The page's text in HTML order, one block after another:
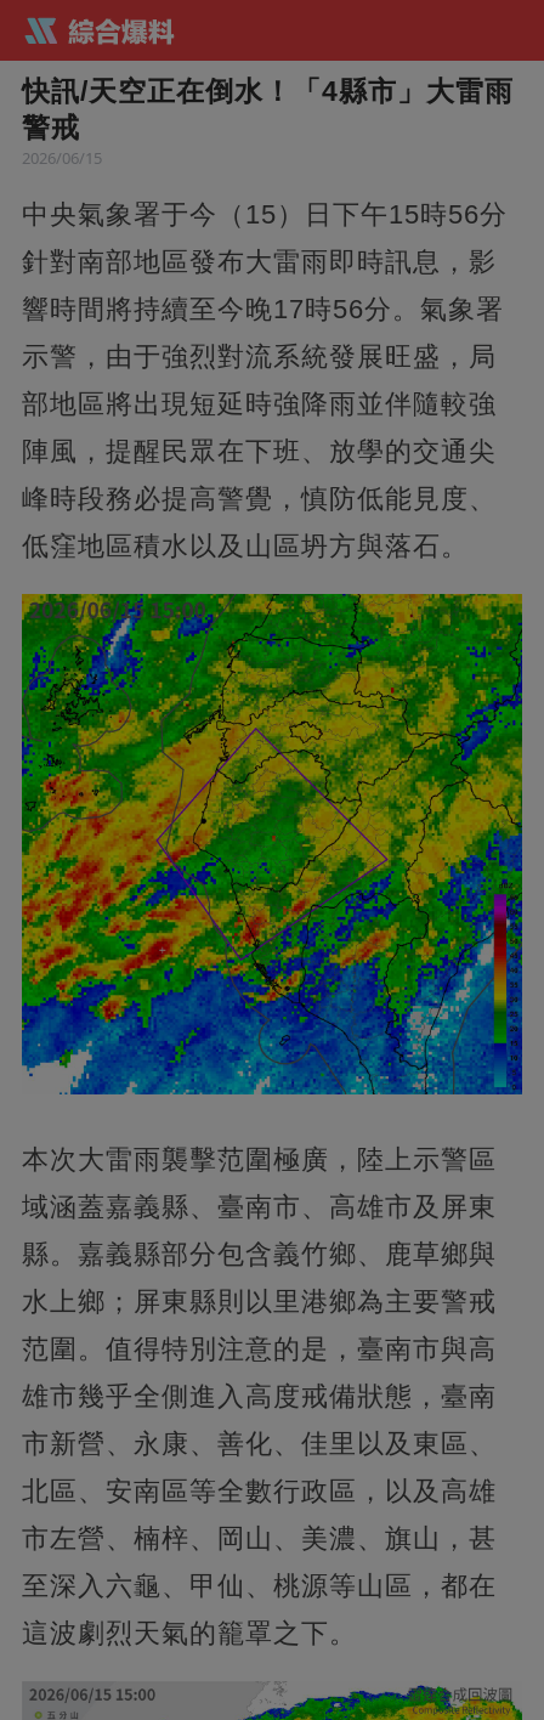
快訊/天空正在倒水！「4縣市」大雷雨
警戒
2026/06/15
中央氣象署于今（15）日下午15時56分
針對南部地區發布大雷雨即時訊息，影
響時間將持續至今晚17時56分。氣象署
示警，由于強烈對流系統發展旺盛，局
部地區將出現短延時強降雨並伴隨較強
陣風，提醒民眾在下班、放學的交通尖
峰時段務必提高警覺，慎防低能見度、
低窪地區積水以及山區坍方與落石。
本次大雷雨襲擊范圍極廣，陸上示警區
域涵蓋嘉義縣、臺南市、高雄市及屏東
縣。嘉義縣部分包含義竹鄉、鹿草鄉與
水上鄉；屏東縣則以里港鄉為主要警戒
范圍。值得特別注意的是，臺南市與高
雄市幾乎全側進入高度戒備狀態，臺南
市新營、永康、善化、佳里以及東區、
北區、安南區等全數行政區，以及高雄
市左營、楠梓、岡山、美濃、旗山，甚
至深入六龜、甲仙、桃源等山區，都在
這波劇烈天氣的籠罩之下。